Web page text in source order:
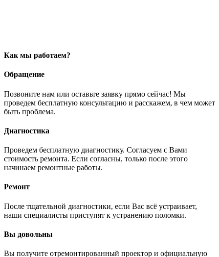
Как мы работаем?
Обращение
Позвоните нам или оставьте заявку прямо сейчас! Мы
проведем бесплатную консультацию и расскажем, в чем может
быть проблема.
Диагностика
Проведем бесплатную диагностику. Согласуем с Вами
стоимость ремонта. Если согласны, только после этого
начинаем ремонтные работы.
Ремонт
После тщательной диагностики, если Вас всё устраивает,
наши специалисты приступят к устранению поломки.
Вы довольны
Вы получите отремонтированный проектор и официальную